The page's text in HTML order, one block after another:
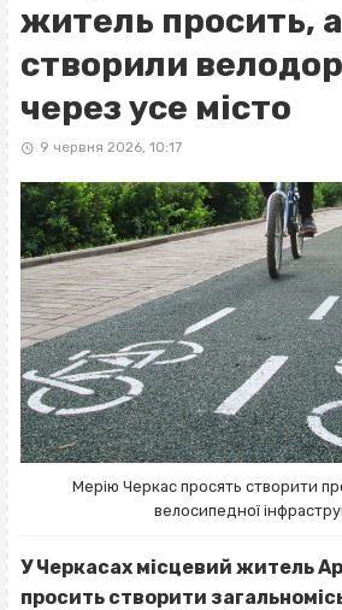
житель просить,
створили
через усе місто
9 червня 2026, 10:17
Мерію Черкас просять створити
велосипедної
У Черкасах місцевий житель
просить створити